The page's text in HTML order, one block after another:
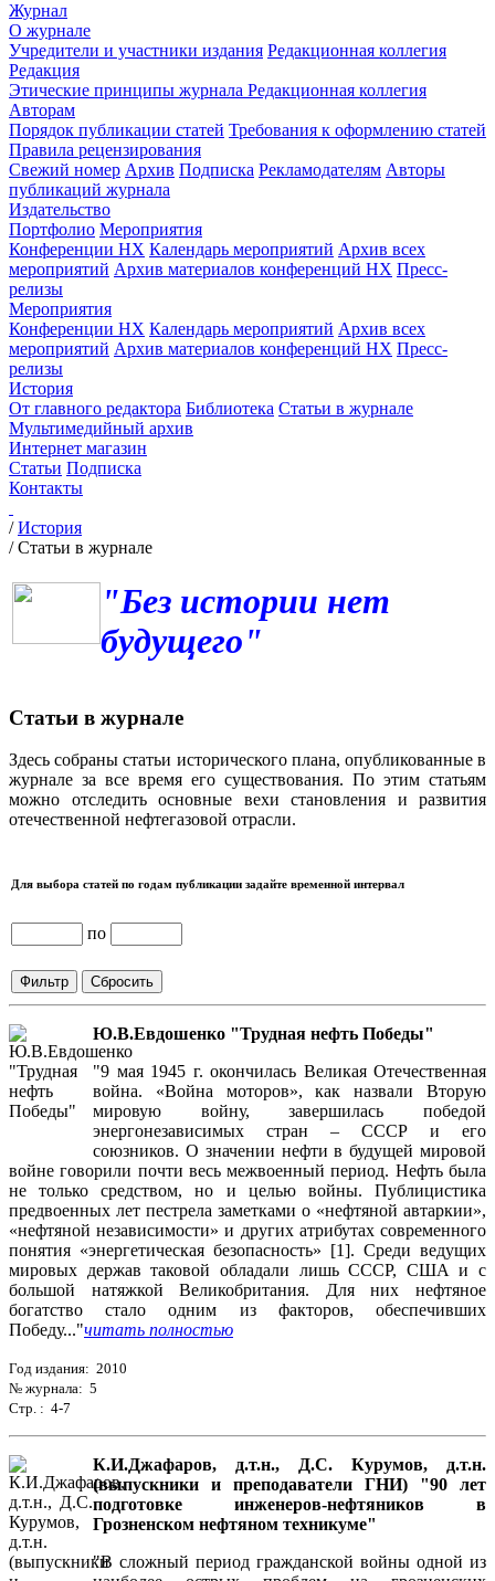
Журнал
О журнале
Учредители и участники издания Редакционная коллегия
Редакция
Этические принципы журнала Редакционная коллегия
Авторам
Порядок публикации статей Требования к оформлению статей
Правила рецензирования
Свежий номер Архив Подписка Рекламодателям Авторы
публикаций журнала
Издательство
Портфолио Мероприятия
Конференции НХ Календарь мероприятий Архив всех
мероприятий Архив материалов конференций НХ Пресс-
релизы
Мероприятия
Конференции НХ Календарь мероприятий Архив всех
мероприятий Архив материалов конференций НХ Пресс-
релизы
История
От главного редактора Библиотека Статьи в журнале
Мультимедийный архив
Интернет магазин
Статьи Подписка
Контакты
/История
/Статьи в журнале
"Без истории нет
будущего"
Статьи в журнале
Здесь собраны статьи исторического плана, опубликованные в
журнале за все время его существования. По этим статьям
можно отследить основные вехи становления и развития
отечественной нефтегазовой отрасли.
Для выбора статей по годам публикации задайте временной интервал
по
Ю.В.Евдошенко "Трудная нефть Победы"
"9 мая 1945 г. окончилась Великая Отечественная
война. «Война моторов», как назвали Вторую
мировую войну, завершилась победой
энергонезависимых стран – СССР и его
союзников. О значении нефти в будущей мировой
войне говорили почти весь межвоенный период. Нефть была
не только средством, но и целью войны. Публицистика
предвоенных лет пестрела заметками о «нефтяной автаркии»,
«нефтяной независимости» и других атрибутах современного
понятия «энергетическая безопасность» [1]. Среди ведущих
мировых держав таковой обладали лишь СССР, США и с
большой натяжкой Великобритания. Для них нефтяное
богатство стало одним из факторов, обеспечивших
Победу..."читать полностью
Год издания: 2010
№ журнала: 5
Стр. : 4-7
К.И.Джафаров, д.т.н., Д.С. Курумов, д.т.н.
(выпускники и преподаватели ГНИ) "90 лет
подготовке инженеров-нефтяников в
Грозненском нефтяном техникуме"
"В сложный период гражданской войны одной из